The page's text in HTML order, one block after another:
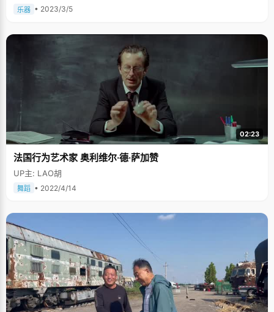
乐器 • 2023/3/5
02:23
法国行为艺术家 奥利维尔·德·萨加赞
UP主: LAO胡
舞蹈 • 2022/4/14